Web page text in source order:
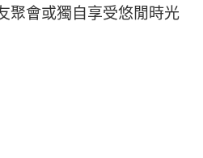
聚會或獨自享受悠閒時光